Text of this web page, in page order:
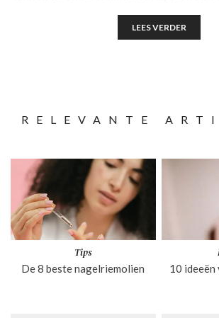
LEES VERDER
RELEVANTE
Tips
De 8 beste nagelriemolien 10